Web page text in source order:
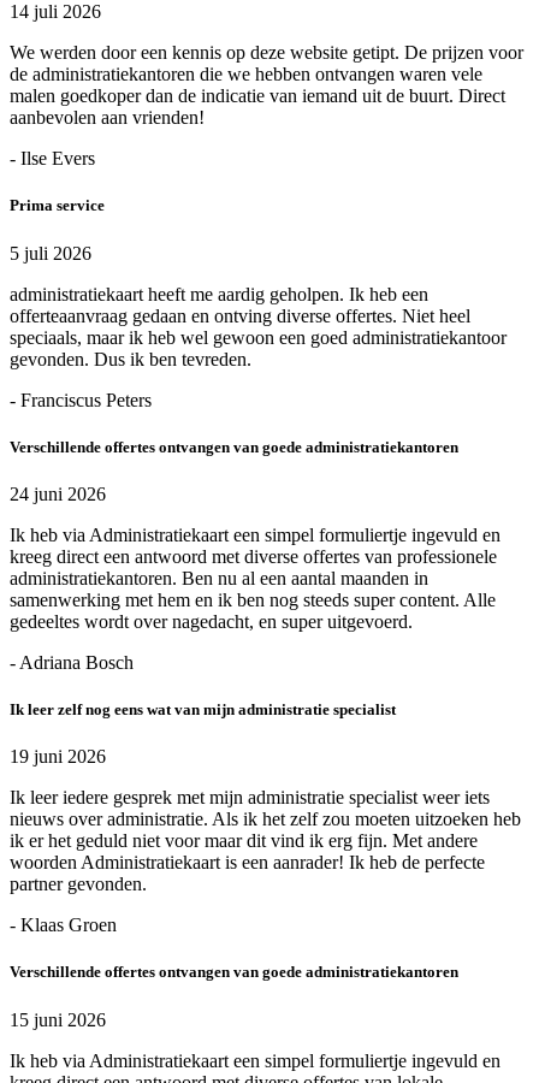
14 juli 2026
We werden door een kennis op deze website getipt. De prijzen voor
de administratiekantoren die we hebben ontvangen waren vele
malen goedkoper dan de indicatie van iemand uit de buurt. Direct
aanbevolen aan vrienden!
- Ilse Evers
Prima service
5 juli 2026
administratiekaart heeft me aardig geholpen. Ik heb een
offerteaanvraag gedaan en ontving diverse offertes. Niet heel
speciaals, maar ik heb wel gewoon een goed administratiekantoor
gevonden. Dus ik ben tevreden.
- Franciscus Peters
Verschillende offertes ontvangen van goede administratiekantoren
24 juni 2026
Ik heb via Administratiekaart een simpel formuliertje ingevuld en
kreeg direct een antwoord met diverse offertes van professionele
administratiekantoren. Ben nu al een aantal maanden in
samenwerking met hem en ik ben nog steeds super content. Alle
gedeeltes wordt over nagedacht, en super uitgevoerd.
- Adriana Bosch
Ik leer zelf nog eens wat van mijn administratie specialist
19 juni 2026
Ik leer iedere gesprek met mijn administratie specialist weer iets
nieuws over administratie. Als ik het zelf zou moeten uitzoeken heb
ik er het geduld niet voor maar dit vind ik erg fijn. Met andere
woorden Administratiekaart is een aanrader! Ik heb de perfecte
partner gevonden.
- Klaas Groen
Verschillende offertes ontvangen van goede administratiekantoren
15 juni 2026
Ik heb via Administratiekaart een simpel formuliertje ingevuld en